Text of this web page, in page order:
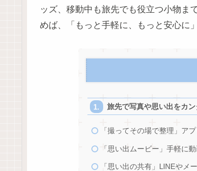
ッズ、移動中も旅先でも役立つ小物ま
めば、「もっと手軽に、もっと安心に
旅先で写真や思い出をカ
「撮ってその場で整理」ア
「思い出ムービー」手軽に
「思い出の共有」LINEやメ